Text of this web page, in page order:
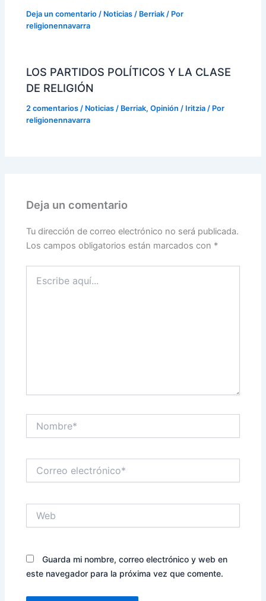
Deja un comentario / Noticias / Berriak / Por
religionennavarra
LOS PARTIDOS POLÍTICOS Y LA CLASE
DE RELIGIÓN
2 comentarios / Noticias / Berriak,Opinión / Iritzia / Por
religionennavarra
Deja un comentario
Tu dirección de correo electrónico no será publicada.
Los campos obligatorios están marcados con *
aquí...
electrónico*
Guarda mi nombre, correo electrónico y web en
este navegador para la próxima vez que comente.